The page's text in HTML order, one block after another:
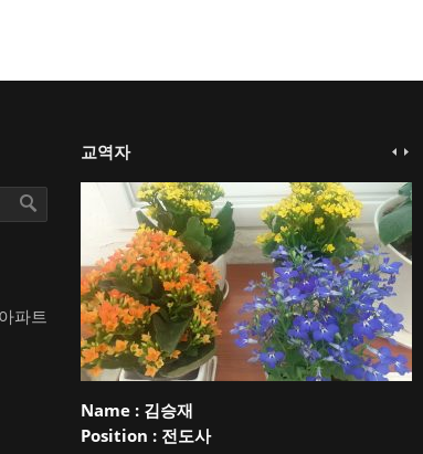
파트
교역자
Name :김승재
Position :전도사